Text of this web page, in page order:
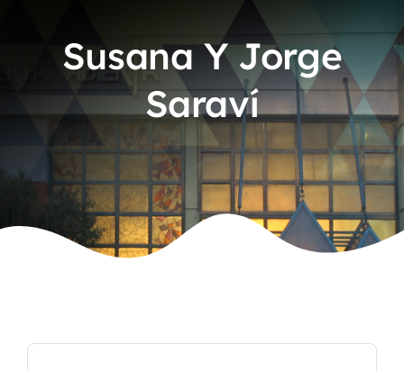
Susana Y Jorge
Saraví